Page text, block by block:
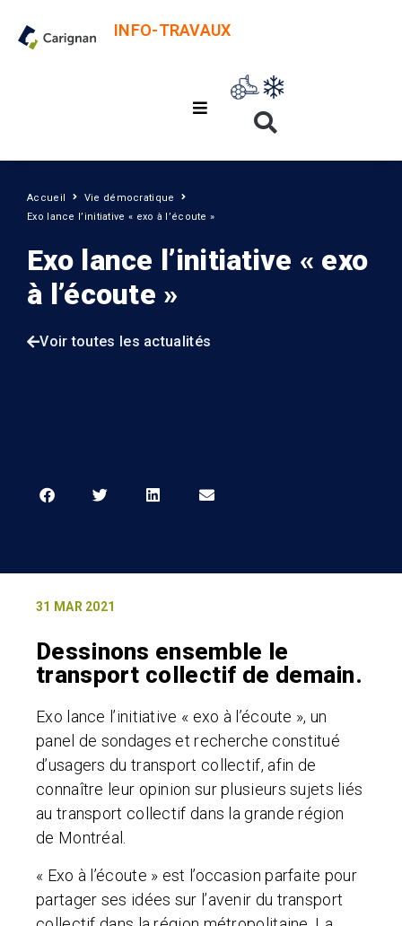
INFO-TRAVAUX
Accueil
Vie démocratique
Exo lance l’initiative « exo à l’écoute »
Exo lance l’initiative « exo
à l’écoute »
Voir toutes les actualités
31 MAR 2021
Dessinons ensemble le
transport collectif de demain.
Exo lance l’initiative « exo à l’écoute », un
panel de sondages et recherche constitué
d’usagers du transport collectif, afin de
connaître leur opinion sur plusieurs sujets liés
au transport collectif dans la grande région
de Montréal.
« Exo à l’écoute » est l’occasion parfaite pour
partager ses idées sur l’avenir du transport